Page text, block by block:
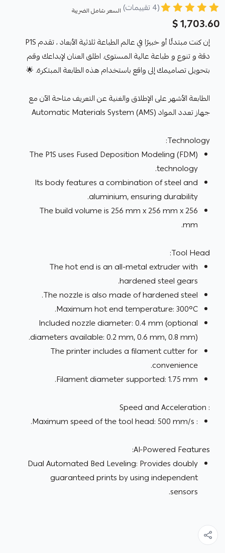
(4 تقييمات) السعر شامل الضريبة
1,703.60 $
إن كنت مبتدئًا أو خبيرًا في عالم الطباعة ثلاثية الأبعاد ، تقدم P1S
دقة و تنوع و طباعة عالية المستوى. اطلق العنان لإبداعك وقم
بتحويل تصاميمك إلى واقع باستخدام هذه الطابعة المبتكرة. 🌟
الطابعة الأشهر على الإطلاق والغنية عن التعريف متاحة الآن مع
جهاز تعدد المواد Automatic Materials System (AMS)
Technology:
The P1S uses Fused Deposition Modeling (FDM)
technology.
Its body features a combination of steel and
aluminium, ensuring durability.
The build volume is 256 mm x 256 mm x 256
mm
.
Tool Head:
The hot end is an all-metal extruder with
hardened steel gears.
The nozzle is also made of hardened steel.
Maximum hot end temperature: 300°C.
Included nozzle diameter: 0.4 mm (optional
diameters available: 0.2 mm, 0.6 mm, 0.8 mm).
The printer includes a filament cutter for
convenience.
Filament diameter supported: 1.75 mm
.
: Speed and Acceleration
: Maximum speed of the tool head: 500 mm/s.
AI-Powered Features:
Dual Automated Bed Leveling: Provides doubly
guaranteed prints by using independent
sensors.